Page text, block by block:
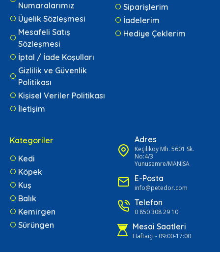
Numaralarımız
Üyelik Sözleşmesi
Mesafeli Satış
Sözleşmesi
İptal / İade Koşulları
Gizlilik ve Güvenlik
Politikası
Kişisel Veriler Politikası
İletişim
Siparişlerim
İadelerim
Hediye Çeklerim
Kategoriler
Kedi
Köpek
Kuş
Balık
Kemirgen
Sürüngen
Adres
Keçiliköy Mh. 5601 Sk.
No:4/3
Yunusemre/MANİSA
E-Posta
info@petedor.com
Telefon
0 850 308 29 10
Mesai Saatleri
Haftaiçi - 09:00-17:00